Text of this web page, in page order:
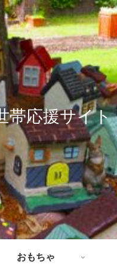
帯応援サイト
おもちゃ